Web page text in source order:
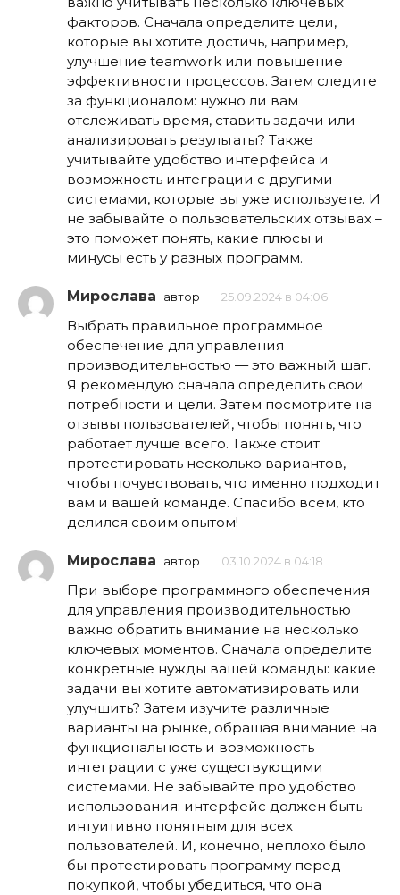
факторов. Сначала определите цели,
которые вы хотите достичь, например,
улучшение teamwork или повышение
эффективности процессов. Затем следите
за функционалом: нужно ли вам
отслеживать время, ставить задачи или
анализировать результаты? Также
учитывайте удобство интерфейса и
возможность интеграции с другими
системами, которые вы уже используете. И
не забывайте о пользовательских отзывах –
это поможет понять, какие плюсы и
минусы есть у разных программ.
Мирослава автор 25.09.2024 в 04:06
Выбрать правильное программное
обеспечение для управления
производительностью — это важный шаг.
Я рекомендую сначала определить свои
потребности и цели. Затем посмотрите на
отзывы пользователей, чтобы понять, что
работает лучше всего. Также стоит
протестировать несколько вариантов,
чтобы почувствовать, что именно подходит
вам и вашей команде. Спасибо всем, кто
делился своим опытом!
Мирослава автор 03.10.2024 в 04:18
При выборе программного обеспечения
для управления производительностью
важно обратить внимание на несколько
ключевых моментов. Сначала определите
конкретные нужды вашей команды: какие
задачи вы хотите автоматизировать или
улучшить? Затем изучите различные
варианты на рынке, обращая внимание на
функциональность и возможность
интеграции с уже существующими
системами. Не забывайте про удобство
использования: интерфейс должен быть
интуитивно понятным для всех
пользователей. И, конечно, неплохо было
бы протестировать программу перед
покупкой, чтобы убедиться, что она